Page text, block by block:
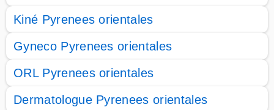
Kiné Pyrenees orientales
Gyneco Pyrenees orientales
ORL Pyrenees orientales
Dermatologue Pyrenees orientales